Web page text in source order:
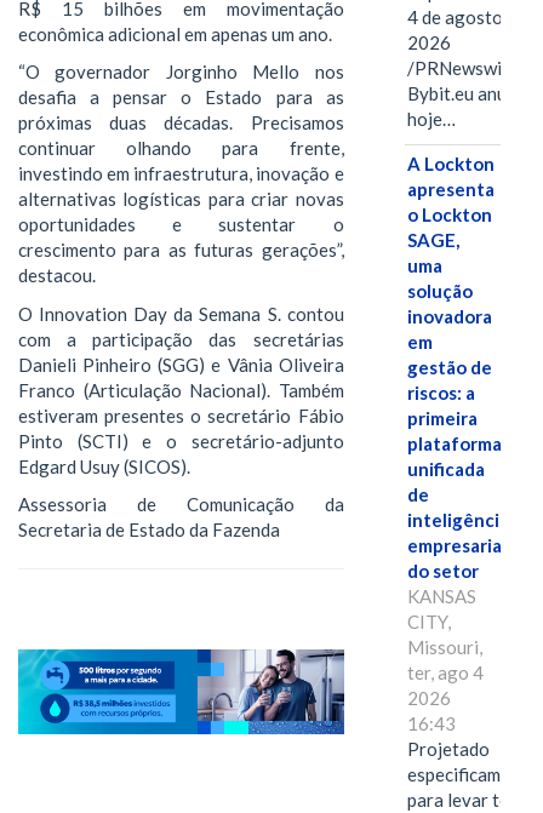
R$ 15 bilhões em movimentação
econômica adicional em apenas um ano.
“O governador Jorginho Mello nos
desafia a pensar o Estado para as
próximas duas décadas. Precisamos
continuar olhando para frente,
investindo em infraestrutura, inovação e
alternativas logísticas para criar novas
oportunidades e sustentar o
crescimento para as futuras gerações”,
destacou.
O Innovation Day da Semana S. contou
com a participação das secretárias
Danieli Pinheiro (SGG) e Vânia Oliveira
Franco (Articulação Nacional). Também
estiveram presentes o secretário Fábio
Pinto (SCTI) e o secretário-adjunto
Edgard Usuy (SICOS).
Assessoria de Comunicação da
Secretaria de Estado da Fazenda
4 de agosto de
2026
/PRNewswire/
Bybit.eu
hoje…
A Lockton
apresenta
o Lockton
SAGE,
uma
solução
inovadora
em
gestão de
riscos: a
primeira
plataforma
unificada
de
inteligência
empresarial
do setor
KANSAS
CITY,
Missouri,
ter, ago 4
2026
16:43
Projetado
especificamente
para levar todo